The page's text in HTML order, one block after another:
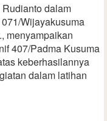
dalam
Wijayakusuma
menyampaikan
407/Padma Kusuma
keberhasilannya
dalam latihan